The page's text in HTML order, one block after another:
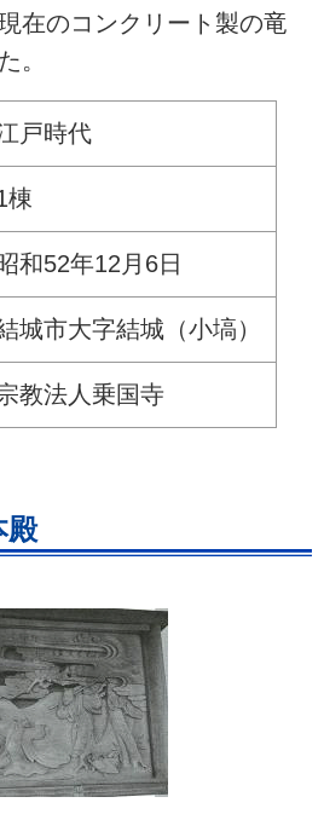
在のコンクリート製の竜
。
戸時代
棟
和52年12月6日
城市大字結城（小塙）
教法人乗国寺
殿